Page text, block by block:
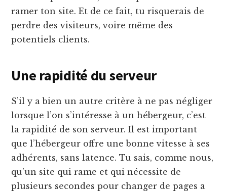
ramer ton site. Et de ce fait, tu risquerais de
perdre des visiteurs, voire même des
potentiels clients.
Une rapidité du serveur
S’il y a bien un autre critère à ne pas négliger
lorsque l’on s’intéresse à un hébergeur, c’est
la rapidité de son serveur. Il est important
que l’hébergeur offre une bonne vitesse à ses
adhérents, sans latence. Tu sais, comme nous,
qu’un site qui rame et qui nécessite de
plusieurs secondes pour changer de pages a